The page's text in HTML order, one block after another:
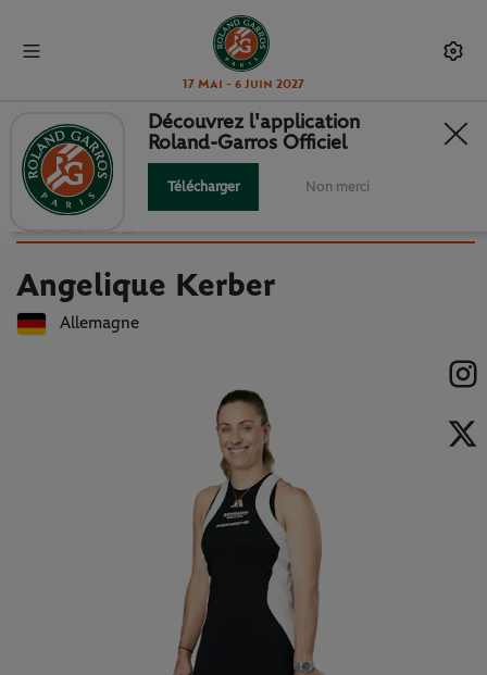
17 Mai - 6 Juin 2027
Retour à la liste des joueuses et joueurs
ANGELIQUE KERBER : FICHE
JOUEUSE
Angelique Kerber
Allemagne
Découvrez l'application
Roland-Garros Officiel
Télécharger Non merci